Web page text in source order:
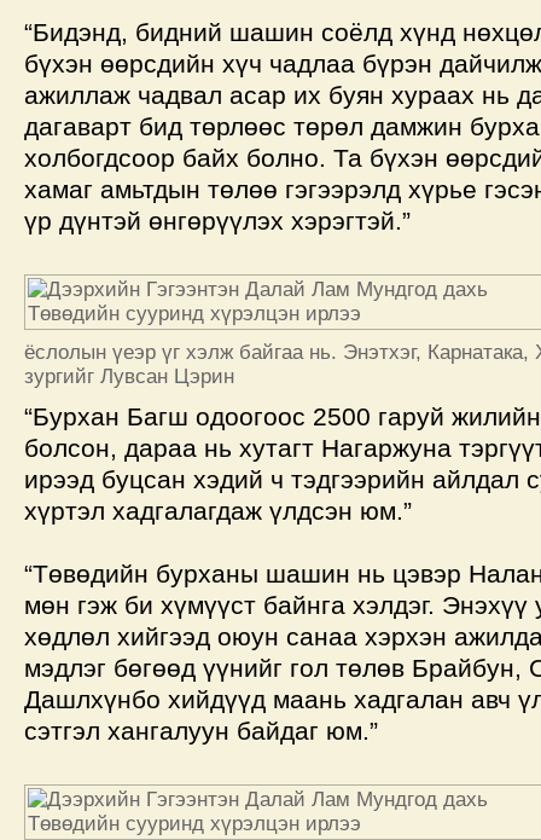
“Бидэнд, бидний шашин соёлд хүнд
бүхэн өөрсдийн хүч чадлаа бүрэн
ажиллаж чадвал асар их буян хураах нь
дагаварт бид төрлөөс төрөл дамжин
холбогдсоор байх болно. Та бүхэн
хамаг амьтдын төлөө гэгээрэлд хүрье
үр дүнтэй өнгөрүүлэх хэрэгтэй.”
ёслолын үеэр үг хэлж байгаа нь. Энэтхэг,
зургийг Лувсан Цэрин
“Бурхан Багш одоогоос 2500 гаруй
болсон, дараа нь хутагт Нагаржуна
ирээд буцсан хэдий ч тэдгээрийн айлдал
хүртэл хадгалагдаж үлдсэн юм.”
“Төвөдийн бурханы шашин нь цэвэр
мөн гэж би хүмүүст байнга хэлдэг.
хөдлөл хийгээд оюун санаа хэрхэн
мэдлэг бөгөөд үүнийг гол төлөв Брайбун,
Дашлхүнбо хийдүүд маань хадгалан авч
сэтгэл хангалуун байдаг юм.”